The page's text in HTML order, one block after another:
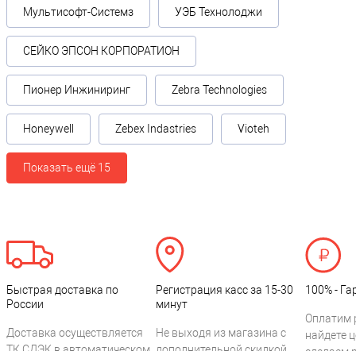
Мультисофт-Системз УЭБ Технолоджи
СЕЙКО ЭПСОН КОРПОРАТИОН
Пионер Инжиниринг Zebra Technologies
Honeywell Zebex Indastries Vioteh
Показать ещё 15
Быстрая доставка по
России
Доставка осуществляется
Регистрация касс за 15-30
минут
Не выходя из магазина с
100% -
Оплатим
найдете